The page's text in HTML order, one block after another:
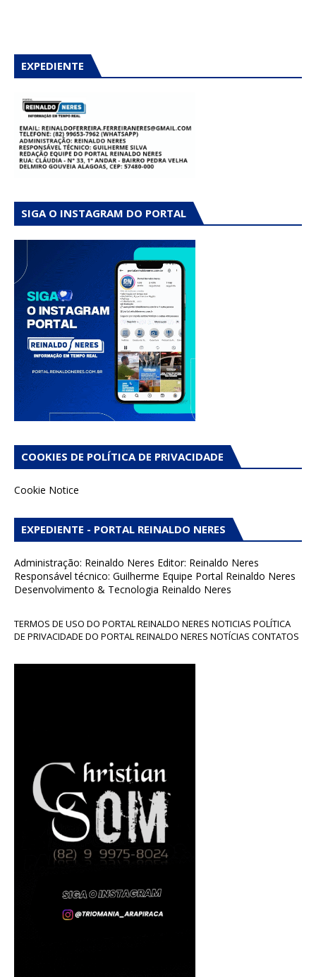
EXPEDIENTE
SIGA O INSTAGRAM DO PORTAL
COOKIES DE POLÍTICA DE PRIVACIDADE
Cookie Notice
EXPEDIENTE - PORTAL REINALDO NERES
Administração: Reinaldo Neres Editor: Reinaldo Neres
Responsável técnico: Guilherme Equipe Portal Reinaldo Neres
Desenvolvimento & Tecnologia Reinaldo Neres
TERMOS DE USO DO PORTAL REINALDO NERES NOTICIAS POLÍTICA
DE PRIVACIDADE DO PORTAL REINALDO NERES NOTÍCIAS CONTATOS